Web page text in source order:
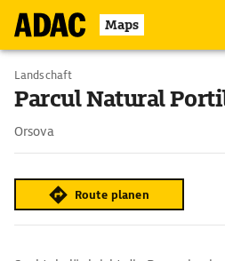
Maps
Landschaft
Parcul Natural
Orsova
Route planen